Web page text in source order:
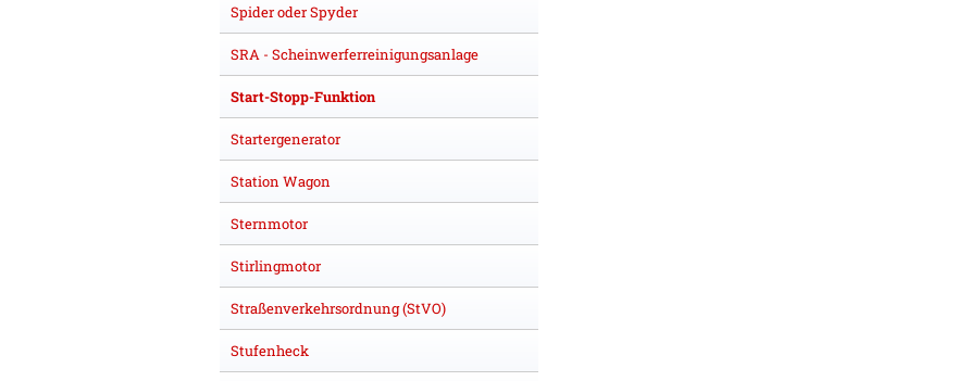
Spider oder Spyder
SRA - Scheinwerferreinigungsanlage
Start-Stopp-Funktion
Startergenerator
Station Wagon
Sternmotor
Stirlingmotor
Straßenverkehrsordnung (StVO)
Stufenheck